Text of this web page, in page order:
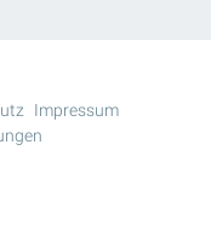
Impressum